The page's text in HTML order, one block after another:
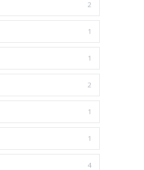
2
1
1
2
1
1
4